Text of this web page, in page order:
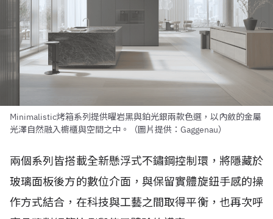
Minimalistic烤箱系列提供曜岩黑與鉑光銀兩款色選，以內斂的金屬
光澤自然融入櫥櫃與空間之中。（圖片提供：Gaggenau）
兩個系列皆搭載全新懸浮式不鏽鋼控制環，將隱藏於
玻璃面板後方的數位介面，與保留實體旋鈕手感的操
作方式結合，在科技與工藝之間取得平衡，也再次呼